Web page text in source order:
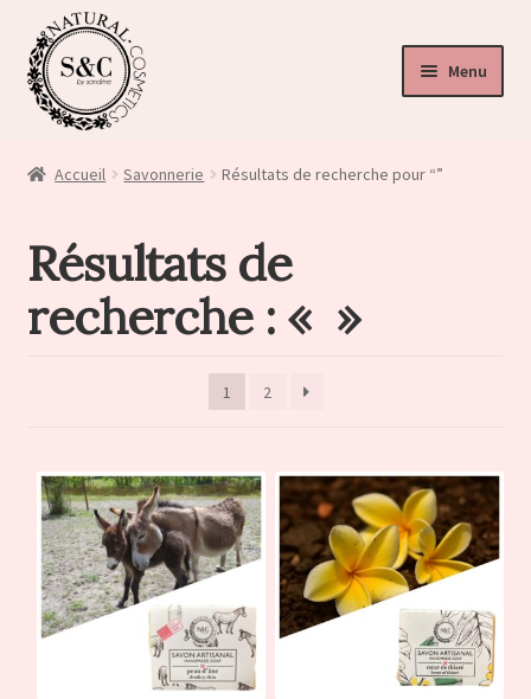
Menu
Accueil Savonnerie Résultats de recherche pour “”
Résultats de
recherche : « »
1 2